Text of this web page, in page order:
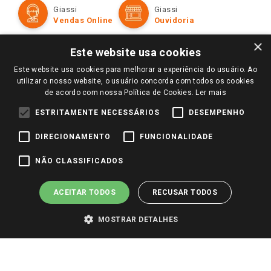
Televendas
Amigo Giassi
Trabalhe Conosco
Identidade Visual
Formas de Pagamento
Políticas de entrega
Trocas e Devoluções
Giassi
Vendas Online
Giassi
Ouvidoria
Redes Sociais
Pagamento e Segurança
×
Este website usa cookies
Este website usa cookies para melhorar a experiência do usuário. Ao
utilizar o nosso website, o usuário concorda com todos os cookies
de acordo com nossa Política de Cookies. Ler mais
ESTRITAMENTE NECESSÁRIOS DESEMPENHO
DIRECIONAMENTO FUNCIONALIDADE
NÃO CLASSIFICADOS
ACEITAR TODOS RECUSAR TODOS
MOSTRAR DETALHES